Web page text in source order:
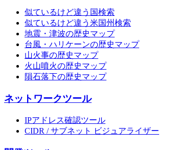
似ているけど違う国検索
似ているけど違う米国州検索
地震・津波の歴史マップ
台風・ハリケーンの歴史マップ
山火事の歴史マップ
火山噴火の歴史マップ
隕石落下の歴史マップ
ネットワークツール
IPアドレス確認ツール
CIDR / サブネット ビジュアライザー